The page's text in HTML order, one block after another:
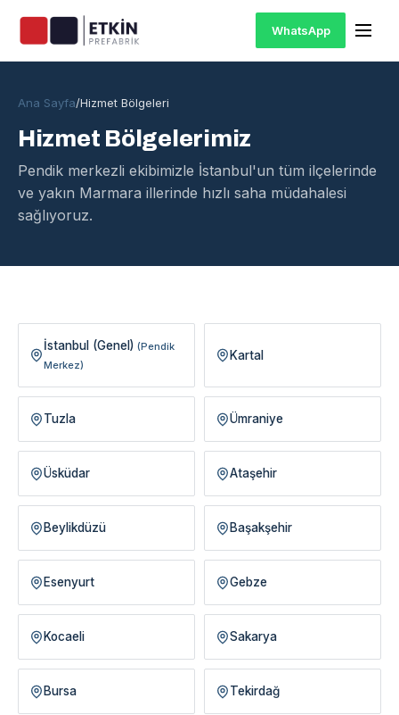
WhatsApp
Ana Sayfa/Hizmet Bölgeleri
Hizmet Bölgelerimiz
Pendik merkezli ekibimizle İstanbul'un tüm ilçelerinde
ve yakın Marmara illerinde hızlı saha müdahalesi
sağlıyoruz.
İstanbul (Genel) (Pendik
Merkez)
Kartal
Tuzla Ümraniye
Üsküdar Ataşehir
Beylikdüzü Başakşehir
Esenyurt Gebze
Kocaeli Sakarya
Bursa Tekirdağ